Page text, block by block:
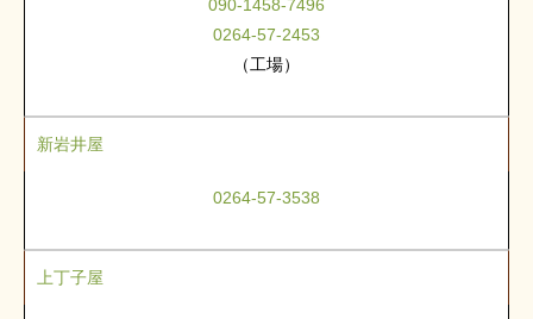
090-1458-7496
0264-57-2453
（工場）
新岩井屋
0264-57-3538
上丁子屋